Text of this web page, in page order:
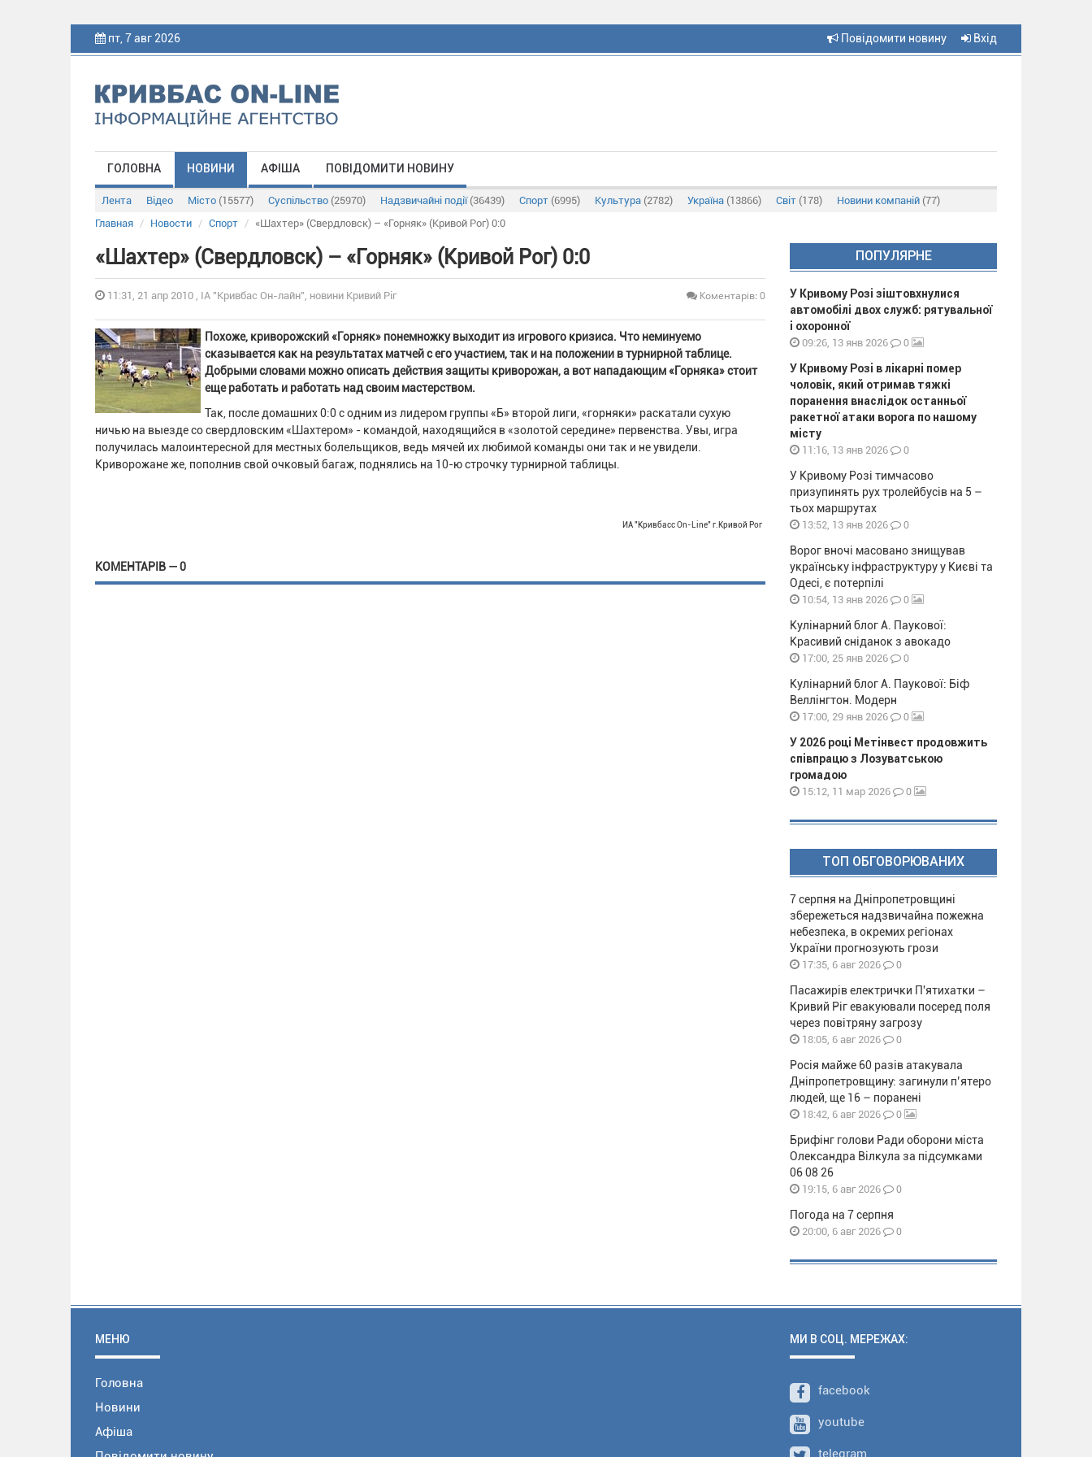
пт, 7 авг 2026 Повідомити новину Вхід
ГОЛОВНА НОВИНИ АФІША ПОВІДОМИТИ НОВИНУ
Лента Відео Місто (15577) Суспільство (25970) Надзвичайні події (36439) Спорт (6995) Культура (2782) Україна (13866) Світ (178) Новини компаній (77)
Главная
Новости Спорт «Шахтер» (Свердловск) – «Горняк» (Кривой Рог) 0:0
«Шахтер» (Свердловск) – «Горняк» (Кривой Рог) 0:0
11:31, 21 апр 2010 , ІА "Кривбас Он-лайн", новини Кривий Ріг Коментарів: 0
Похоже, криворожский «Горняк» понемножку выходит из игрового кризиса. Что неминуемо
сказывается как на результатах матчей с его участием, так и на положении в турнирной таблице.
Добрыми словами можно описать действия защиты криворожан, а вот нападающим «Горняка» стоит
еще работать и работать над своим мастерством.
Так, после домашних 0:0 с одним из лидером группы «Б» второй лиги, «горняки» раскатали сухую
ничью на выезде со свердловским «Шахтером» - командой, находящийся в «золотой середине» первенства. Увы, игра
получилась малоинтересной для местных болельщиков, ведь мячей их любимой команды они так и не увидели.
Криворожане же, пополнив свой очковый багаж, поднялись на 10-ю строчку турнирной таблицы.
ИА "Кривбасс On-Line" г.Кривой Рог
КОМЕНТАРІВ — 0
ПОПУЛЯРНЕ
У Кривому Розі зіштовхнулися
автомобілі двох служб: рятувальної
і охоронної
09:26, 13 янв 2026 0
У Кривому Розі в лікарні помер
чоловік, який отримав тяжкі
поранення внаслідок останньої
ракетної атаки ворога по нашому
місту
11:16, 13 янв 2026 0
У Кривому Розі тимчасово
призупинять рух тролейбусів на 5 –
тьох маршрутах
13:52, 13 янв 2026 0
Ворог вночі масовано знищував
українську інфраструктуру у Києві та
Одесі, є потерпілі
10:54, 13 янв 2026 0
Кулінарний блог А. Паукової:
Красивий сніданок з авокадо
17:00, 25 янв 2026 0
Кулінарний блог А. Паукової: Біф
Веллінгтон. Модерн
17:00, 29 янв 2026 0
У 2026 році Метінвест продовжить
співпрацю з Лозуватською
громадою
15:12, 11 мар 2026 0
ТОП ОБГОВОРЮВАНИХ
7 серпня на Дніпропетровщині
збережеться надзвичайна пожежна
небезпека, в окремих регіонах
України прогнозують грози
17:35, 6 авг 2026 0
Пасажирів електрички П'ятихатки –
Кривий Ріг евакуювали посеред поля
через повітряну загрозу
18:05, 6 авг 2026 0
Росія майже 60 разів атакувала
Дніпропетровщину: загинули п’ятеро
людей, ще 16 – поранені
18:42, 6 авг 2026 0
Брифінг голови Ради оборони міста
Олександра Вілкула за підсумками
06 08 26
19:15, 6 авг 2026 0
Погода на 7 серпня
20:00, 6 авг 2026 0
МЕНЮ
Головна
Новини
Афіша
МИ В СОЦ. МЕРЕЖАХ:
facebook
youtube
telegram